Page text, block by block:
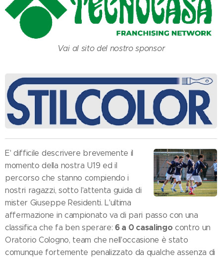
Vai al sito del nostro sponsor
E' difficile descrivere brevemente il
momento della nostra U19 ed il
percorso che stanno compiendo i
nostri ragazzi, sotto l'attenta guida di
mister Giuseppe Residenti. L'ultima
affermazione in campionato va di pari passo con una
classifica che fa ben sperare:6 a 0 casalingo contro un
Oratorio Cologno, team che nell'occasione è stato
comunque fortemente penalizzato da qualche assenza di